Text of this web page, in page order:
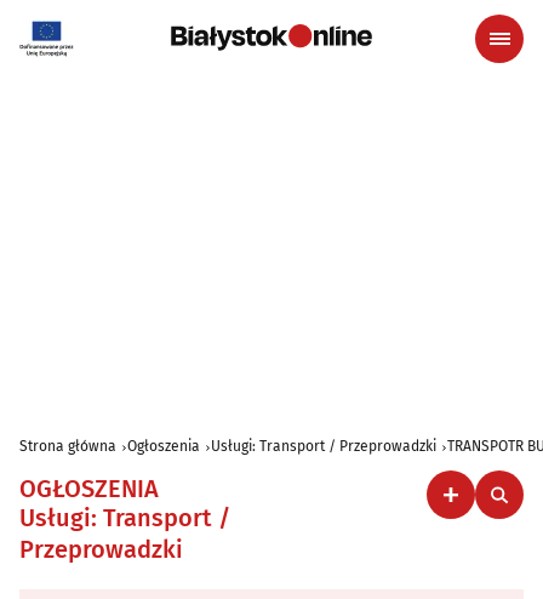
Strona główna Ogłoszenia Usługi: Transport / Przeprowadzki TRANSPOTR
OGŁOSZENIA
Usługi: Transport /
Przeprowadzki